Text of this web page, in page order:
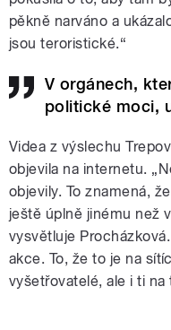
pěkně narváno a
jsou teroristické.“
V orgánech,
politické moci,
Videa z výslechu
objevila na internetu.
objevily. To znamená,
ještě úplně jinému než
vysvětluje
akce. To, že to je na
vyšetřovatelé, ale i ti